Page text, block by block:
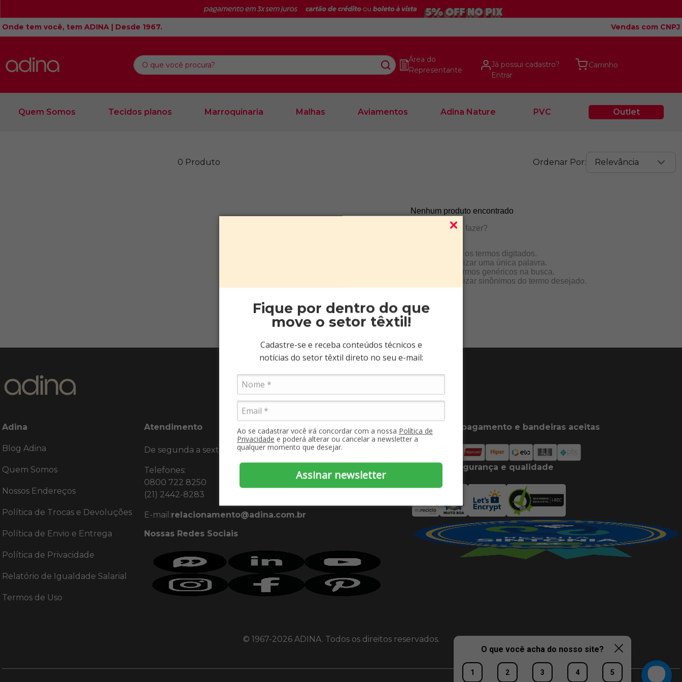
Fique por dentro do que
move o setor têxtil!
Cadastre-se e receba conteúdos técnicos e
notícias do setor têxtil direto no seu e-mail:
Ao se cadastrar você irá concordar com a nossa Política de
Privacidade e poderá alterar ou cancelar a newsletter a
qualquer momento que desejar.
Assinar newsletter
Onde tem você, tem ADINA | Desde 1967. Vendas com CNPJ
O que você procura?
Área do
Representante
Já possui cadastro?
Entrar
Quem Somos Tecidos planos Marroquinaria Malhas Aviamentos Adina Nature PVC Outlet
0 Produto Relevância
Nenhum produto encontrado
O que eu devo fazer?
Verifique os termos digitados.
Tente utilizar uma única palavra.
Utilize termos genéricos na busca.
Tente utilizar sinônimos do termo desejado.
Adina
Blog Adina
Quem Somos
Nossos Endereços
Política de Trocas e Devoluções
Política de Envio e Entrega
Política de Privacidade
Relatório de Igualdade Salarial
Termos de Uso
Atendimento
De segunda a sexta, 08:30h às 17h:30
Telefones:
0800 722 8250
(21) 2442-8283
E-mail:relacionamento@adina.com.br
Nossas Redes Sociais
Formas de pagamento e bandeiras aceitas
Selos de segurança e qualidade
© 1967-2026ADINA. Todos os direitos reservados.
O que você acha do nosso site?
1 2 3 4 5